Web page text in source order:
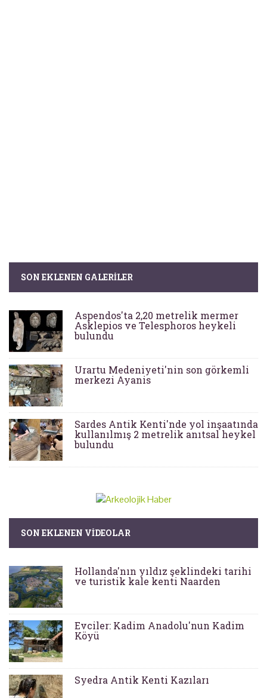
SON EKLENEN GALERILER
Aspendos'ta 2,20 metrelik mermer
Asklepios ve Telesphoros heykeli
bulundu
Urartu Medeniyeti'nin son görkemli
merkezi Ayanis
Sardes Antik Kenti'nde yol inşaatında
kullanılmış 2 metrelik anıtsal heykel
bulundu
SON EKLENEN VIDEOLAR
Hollanda'nın yıldız şeklindeki tarihi
ve turistik kale kenti Naarden
Evciler: Kadim Anadolu'nun Kadim
Köyü
Syedra Antik Kenti Kazıları